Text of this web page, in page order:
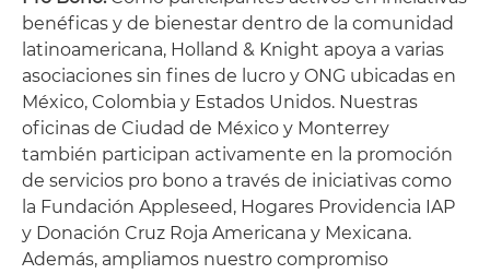
benéficas y de bienestar dentro de la comunidad
latinoamericana, Holland & Knight apoya a varias
asociaciones sin fines de lucro y ONG ubicadas en
México, Colombia y Estados Unidos. Nuestras
oficinas de Ciudad de México y Monterrey
también participan activamente en la promoción
de servicios pro bono a través de iniciativas como
la Fundación Appleseed, Hogares Providencia IAP
y Donación Cruz Roja Americana y Mexicana.
Además, ampliamos nuestro compromiso